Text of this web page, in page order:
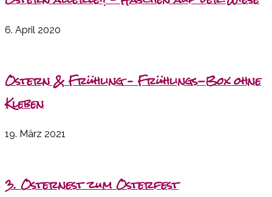
6. April 2020
Ostern & Frühling – Frühlings-Box ohne
Kleben
19. März 2021
3. Osternest zum Osterfest